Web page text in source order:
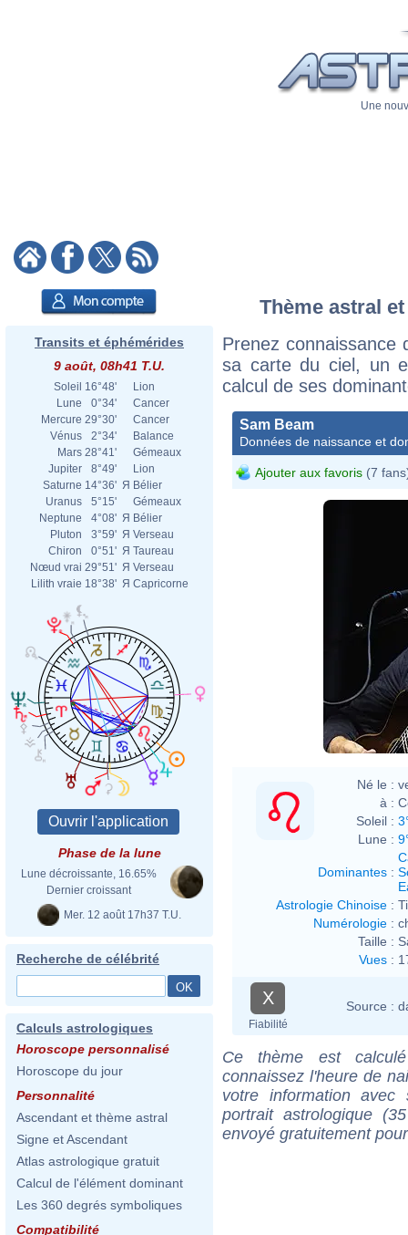
Une
Transits et éphémérides
9 août, 08h41 T.U.
Soleil 16°48'
Lion
Lune
0°34'
Cancer
Mercure 29°30'
Cancer
Vénus
2°34'
Balance
Mars 28°41'
Gémeaux
Jupiter
8°49'
Lion
Saturne 14°36' Я Bélier
Uranus
5°15'
Gémeaux
Neptune
4°08' Я Bélier
Pluton
3°59' Я Verseau
Chiron
0°51' Я Taureau
Nœud vrai 29°51' Я Verseau
Lilith vraie 18°38' Я Capricorne
Phase de la lune
Lune décroissante, 16.65%
Dernier croissant
Mer. 12 août 17h37 T.U.
Recherche de célébrité
Calculs astrologiques
Horoscope personnalisé
Horoscope du jour
Personnalité
Ascendant et thème astral
Signe et Ascendant
Atlas astrologique gratuit
Calcul de l'élément dominant
Les 360 degrés symboliques
Compatibilité
Thème astral
Prenez connaissance
sa carte du ciel, un
calcul de ses
Sam Beam
Données de naissance et
Ajouter aux favoris (7
Né le :
à :
Soleil :
Lune :
Dominantes :
Astrologie Chinoise :
Numérologie :
Taille :
Vues :
X
Fiabilité
Source :
Ce thème est
connaissez l'heure de
votre information
portrait astrologique
envoyé gratuitement